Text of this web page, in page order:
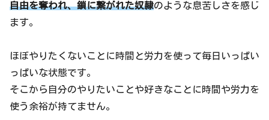
自由を奪われ、鎖に繋がれた奴隷のような息苦しさを感じ
ます。
ほぼやりたくないことに時間と労力を使って毎日いっぱい
っぱいな状態です。
そこから自分のやりたいことや好きなことに時間や労力を
使う余裕が持てません。